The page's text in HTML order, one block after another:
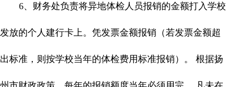
6、财务处负责将异地体检人员报销的金额打入学校
发放的个人建行卡上。凭发票金额报销（若发票金额超
出标准，则按学校当年的体检费用标准报销）。 根据扬